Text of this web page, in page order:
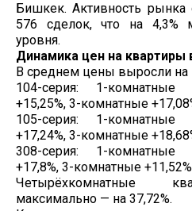
Бишкек. Активность рынка
576 сделок, что на 4,3%
уровня.
Динамика цен на квартиры
В среднем цены выросли на
104-серия: 1-комнатные
+15,25%, 3-комнатные
105-серия: 1-комнатные
+17,24%, 3-комнатные
308-серия: 1-комнатные
+17,8%, 3-комнатные
Четырёхкомнатные
максимально — на 37,72%.